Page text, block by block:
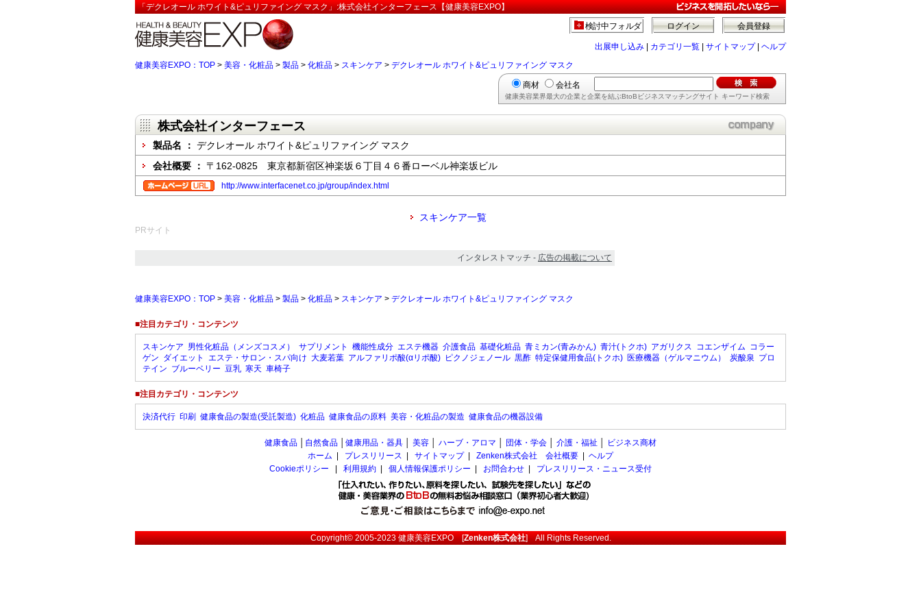
「デクレオール ホワイト&ピュリファイング マスク」:株式会社インターフェース【健康美容EXPO】
会員登録
ログイン
検討中フォルダ
出展申し込み カテゴリ一覧 サイトマップ| ヘルプ
健康美容EXPO：TOP > 美容・化粧品 > 製品 > 化粧品 > スキンケア > デクレオール ホワイト&ピュリファイング マスク
商材 会社名
健康美容業界最大の企業と企業を結ぶBtoBビジネスマッチングサイト キーワード検索
株式会社インターフェース
製品名 ： デクレオール ホワイト&ピュリファイング マスク
会社概要 ： 〒162-0825 東京都新宿区神楽坂６丁目４６番ローベル神楽坂ビル
http://www.interfacenet.co.jp/group/index.html
スキンケア一覧
PRサイト
インタレストマッチ - 広告の掲載について
健康美容EXPO：TOP > 美容・化粧品 > 製品 > 化粧品 > スキンケア > デクレオール ホワイト&ピュリファイング マスク
■注目カテゴリ・コンテンツ
スキンケア 男性化粧品（メンズコスメ） サプリメント 機能性成分 エステ機器 介護食品 基礎化粧品 青ミカン(青みかん) 青汁(トクホ) アガリクス コエンザイム コラー
ゲン ダイエット エステ・サロン・スパ向け 大麦若葉 アルファリポ酸(αリポ酸) ピクノジェノール 黒酢 特定保健用食品(トクホ) 医療機器（ゲルマニウム） 炭酸泉 プロ
テイン ブルーベリー 豆乳 寒天 車椅子
■注目カテゴリ・コンテンツ
決済代行 印刷 健康食品の製造(受託製造) 化粧品 健康食品の原料 美容・化粧品の製造 健康食品の機器設備
健康食品 自然食品 健康用品・器具 美容 ハーブ・アロマ 団体・学会 介護・福祉
ビジネス商材
ホーム
プレスリリース サイトマップ| Zenken株式会社 会社概要
ヘルプ
Cookieポリシー
利用規約 個人情報保護ポリシー お問合わせ プレスリリース・ニュース受付
Copyright© 2005-2023健康美容EXPO[Zenken株式会社] All Rights Reserved.